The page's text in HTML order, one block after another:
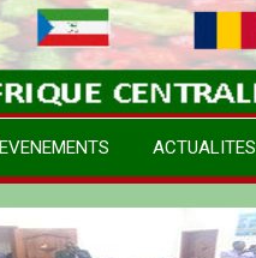
EVENEMENTS ACTUALITES